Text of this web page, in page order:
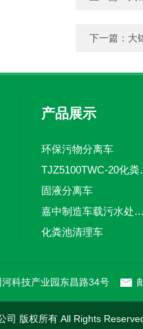
下一篇： 大
产品展示
环保污物分离车
固液分离车
嘉中制造车载污水处理设备-环
化粪池清理车
科技产业园东昌路34号
司 版权所有 All Rights